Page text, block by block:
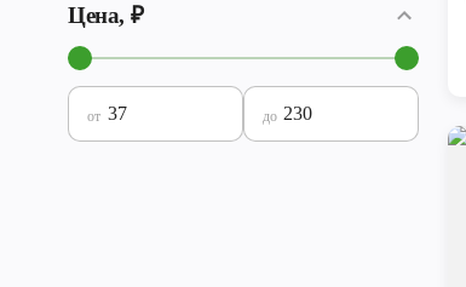
Цена, ₽
от до